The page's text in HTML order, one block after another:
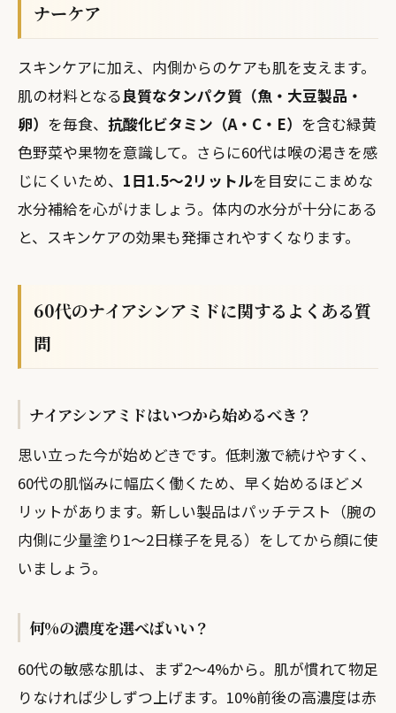
ナーケア
スキンケアに加え、内側からのケアも肌を支えます。
肌の材料となる良質なタンパク質（魚・大豆製品・
卵） を毎食、 抗酸化ビタミン（A・C・E） を含む緑黄
色野菜や果物を意識して。さらに60代は喉の渇きを感
じにくいため、 1日1.5〜2リットルを目安にこまめな
水分補給を心がけましょう。体内の水分が十分にある
と、スキンケアの効果も発揮されやすくなります。
60代のナイアシンアミドに関するよくある質
問
ナイアシンアミドはいつから始めるべき？
思い立った今が始めどきです。低刺激で続けやすく、
60代の肌悩みに幅広く働くため、早く始めるほどメ
リットがあります。新しい製品はパッチテスト（腕の
内側に少量塗り1〜2日様子を見る）をしてから顔に使
いましょう。
何%の濃度を選べばいい？
60代の敏感な肌は、まず2〜4%から。肌が慣れて物足
りなければ少しずつ上げます。10%前後の高濃度は赤